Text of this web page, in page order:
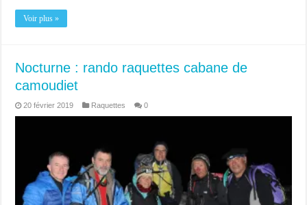
Voir plus »
Nocturne : rando raquettes cabane de
camoudiet
20 février 2019 Raquettes 0